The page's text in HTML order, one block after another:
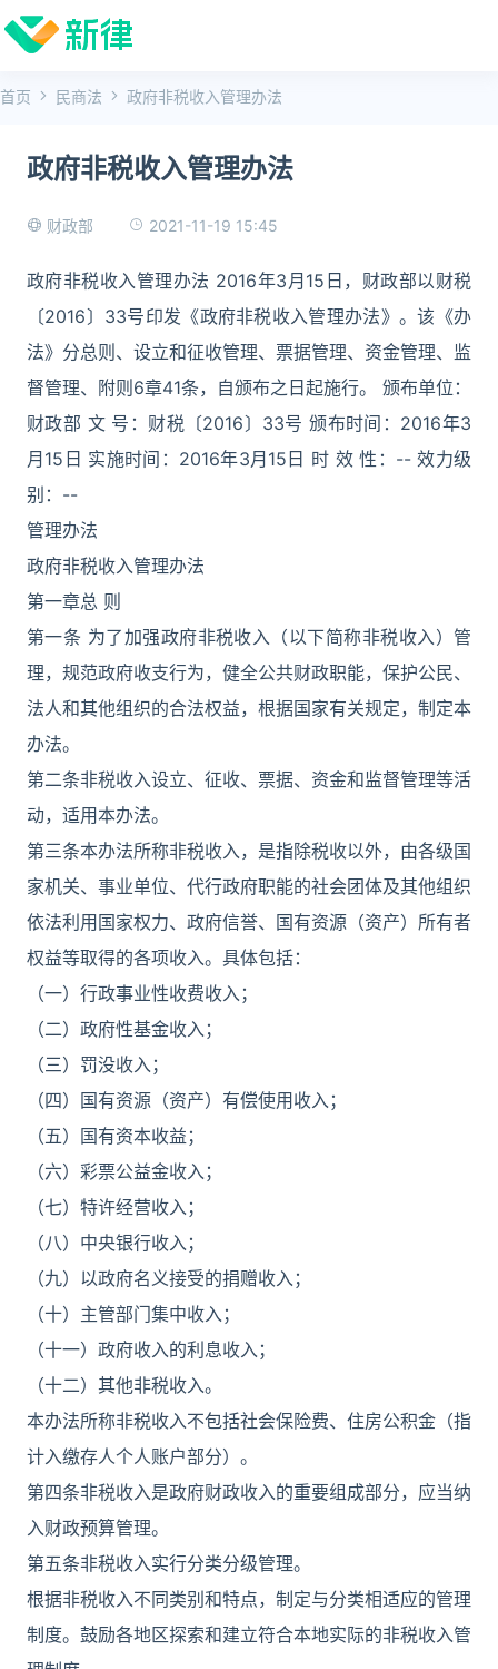
首页 民商法 政府非税收入管理办法
政府非税收入管理办法
财政部 2021-11-19 15:45
政府非税收入管理办法 2016年3月15日，财政部以财税
〔2016〕33号印发《政府非税收入管理办法》。该《办
法》分总则、设立和征收管理、票据管理、资金管理、监
督管理、附则6章41条，自颁布之日起施行。 颁布单位：
财政部 文 号：财税〔2016〕33号 颁布时间：2016年3
月15日 实施时间：2016年3月15日 时 效 性：-- 效力级
别：--
管理办法
政府非税收入管理办法
第一章总 则
第一条 为了加强政府非税收入（以下简称非税收入）管
理，规范政府收支行为，健全公共财政职能，保护公民、
法人和其他组织的合法权益，根据国家有关规定，制定本
办法。
第二条非税收入设立、征收、票据、资金和监督管理等活
动，适用本办法。
第三条本办法所称非税收入，是指除税收以外，由各级国
家机关、事业单位、代行政府职能的社会团体及其他组织
依法利用国家权力、政府信誉、国有资源（资产）所有者
权益等取得的各项收入。具体包括：
（一）行政事业性收费收入；
（二）政府性基金收入；
（三）罚没收入；
（四）国有资源（资产）有偿使用收入；
（五）国有资本收益；
（六）彩票公益金收入；
（七）特许经营收入；
（八）中央银行收入；
（九）以政府名义接受的捐赠收入；
（十）主管部门集中收入；
（十一）政府收入的利息收入；
（十二）其他非税收入。
本办法所称非税收入不包括社会保险费、住房公积金（指
计入缴存人个人账户部分）。
第四条非税收入是政府财政收入的重要组成部分，应当纳
入财政预算管理。
第五条非税收入实行分类分级管理。
根据非税收入不同类别和特点，制定与分类相适应的管理
制度。鼓励各地区探索和建立符合本地实际的非税收入管